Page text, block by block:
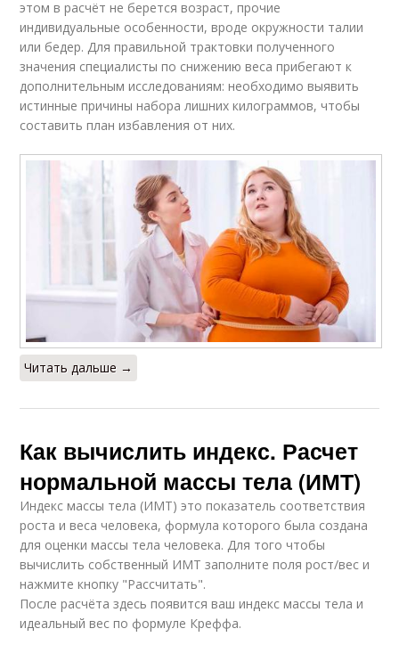
этом в расчёт не берется возраст, прочие
индивидуальные особенности, вроде окружности талии
или бедер. Для правильной трактовки полученного
значения специалисты по снижению веса прибегают к
дополнительным исследованиям: необходимо выявить
истинные причины набора лишних килограммов, чтобы
составить план избавления от них.
Читать дальше →
Как вычислить индекс. Расчет
нормальной массы тела (ИМТ)
Индекс массы тела (ИМТ) это показатель соответствия
роста и веса человека, формула которого была создана
для оценки массы тела человека. Для того чтобы
вычислить собственный ИМТ заполните поля рост/вес и
нажмите кнопку "Рассчитать".
После расчёта здесь появится ваш индекс массы тела и
идеальный вес по формуле Креффа.